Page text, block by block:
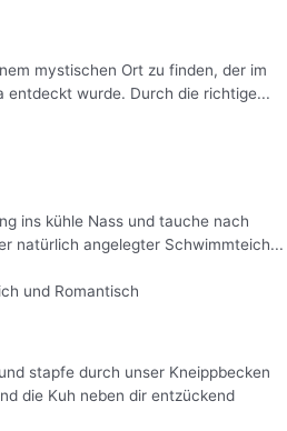
mystischen Ort zu finden, der im
entdeckt wurde. Durch die richtige...
ins kühle Nass und tauche nach
natürlich angelegter Schwimmteich...
und Romantisch
stapfe durch unser Kneippbecken
die Kuh neben dir entzückend